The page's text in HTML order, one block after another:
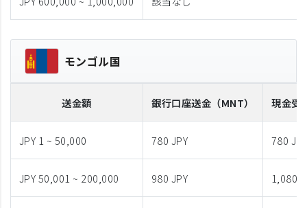
モンゴル国
送金額 銀行口座送金 （MNT） 現金受
JPY 1 ~ 50,000 780 JPY 780
JPY 50,001 ~ 200,000 980 JPY 1,080